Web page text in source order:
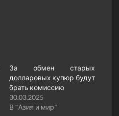
За обмен старых
долларовых купюр будут
брать комиссию
30.03.2025
В "Азия и мир"